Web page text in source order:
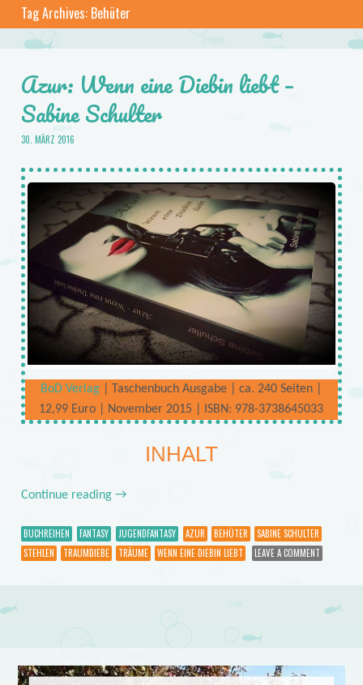
Tag Archives: Behüter
Azur: Wenn eine Diebin liebt –
Sabine Schulter
30. MÄRZ 2016
BoD Verlag | Taschenbuch Ausgabe | ca. 240 Seiten |
12,99 Euro | November 2015 | ISBN: 978-3738645033
INHALT
Continue reading →
BUCHREIHEN FANTASY JUGENDFANTASY AZUR BEHÜTER
SABINE SCHULTER
STEHLEN
TRAUMDIEBE TRÄUME WENN EINE DIEBIN LIEBT LEAVE A COMMENT
Post navigation